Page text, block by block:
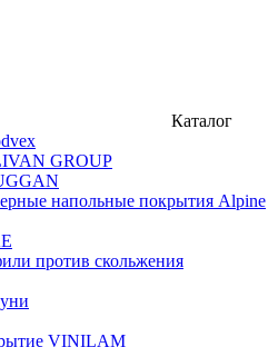
Каталог
GROUP
напольные покрытия Alpine
против скольжения
VINILAM